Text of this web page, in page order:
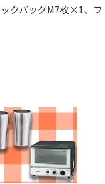
クバッグM7枚×1、フ